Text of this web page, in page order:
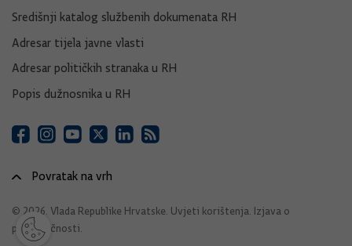
Središnji katalog službenih dokumenata RH
Adresar tijela javne vlasti
Adresar političkih stranaka u RH
Popis dužnosnika u RH
Povratak na vrh
© 2026. Vlada Republike Hrvatske. Uvjeti korištenja Izjava o
pristupačnosti